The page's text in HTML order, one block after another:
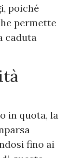
poiché
permette
caduta
in quota, la
fino ai